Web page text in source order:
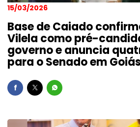
15/03/2026
Base de Caiado
Vilela como pré-
governo e anuncia
para o Senado em Goiás